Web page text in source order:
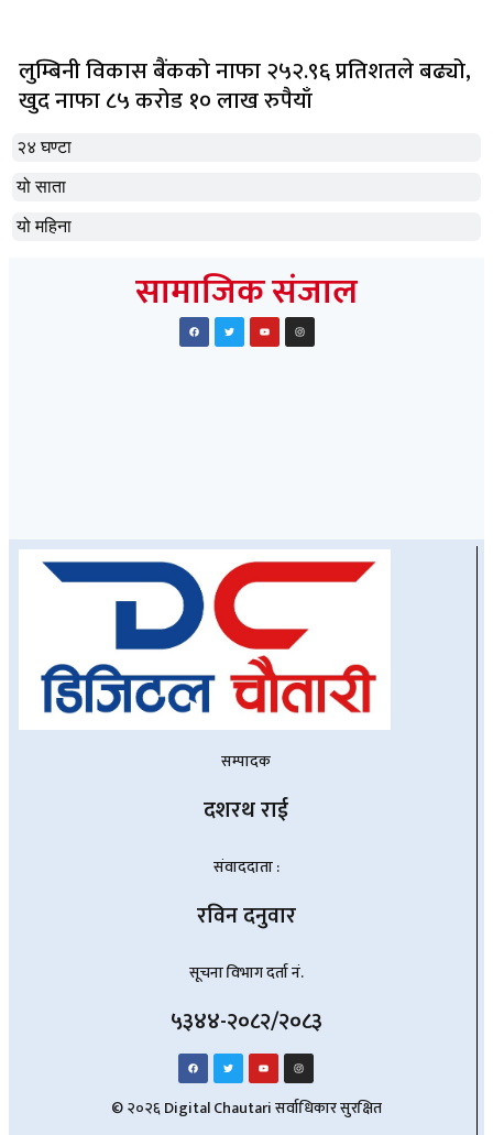
२४ घण्टा
यो साता
यो महिना
लुम्बिनी विकास बैंकको नाफा २५२.९६ प्रतिशतले बढ्यो,
खुद नाफा ८५ करोड १० लाख रुपैयाँ
सामाजिक संजाल
सम्पादक
दशरथ राई
संवाददाता :
रविन दनुवार
सूचना विभाग दर्ता नं.
५३४४-२०८२/२०८३
© २०२६ Digital Chautari सर्वाधिकार सुरक्षित